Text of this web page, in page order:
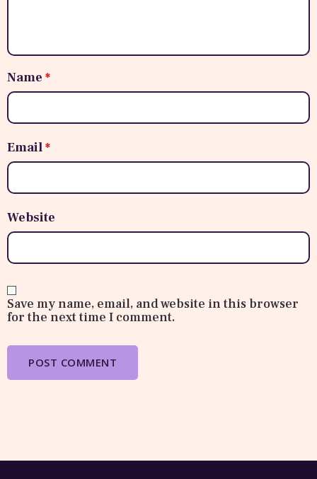
Name *
Email*
Website
Save my name, email, and website in this browser
for the next time I comment.